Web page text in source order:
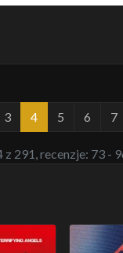
3 4 5 6 7
z 291, recenzje: 73 -